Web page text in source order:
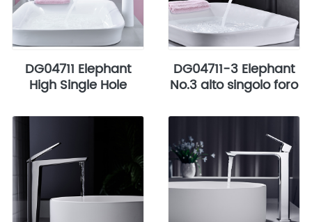
DG04711 Elephant
High Single Hole
DG04711-3 Elephant
No.3 alto singolo foro